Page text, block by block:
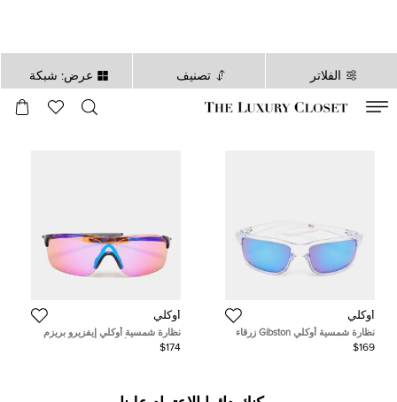
الفلاتر تصنيف عرض: شبكة
ثانية
أوكلي
نظارة شمسية أوكلي Gibston زرقاء
مربعة Prizm
$169
أوكلي
نظارة شمسية أوكلي إيفزيرو بريزم
شيلد برتقالي/أسود
$174